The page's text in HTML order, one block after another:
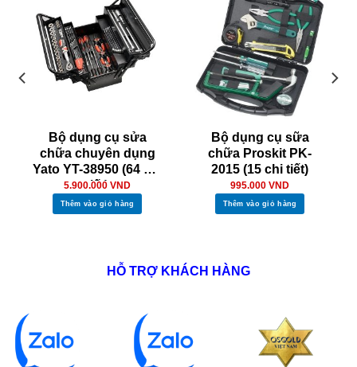
Bộ dụng cụ sửa
chữa chuyên dụng
Yato YT-38950 (64 chi
tiết)
5.900.000 VND
Thêm vào giỏ hàng
Bộ dụng cụ sữa
chữa Proskit PK-
2015 (15 chi tiết)
995.000 VND
Thêm vào giỏ hàng
HỖ TRỢ KHÁCH HÀNG